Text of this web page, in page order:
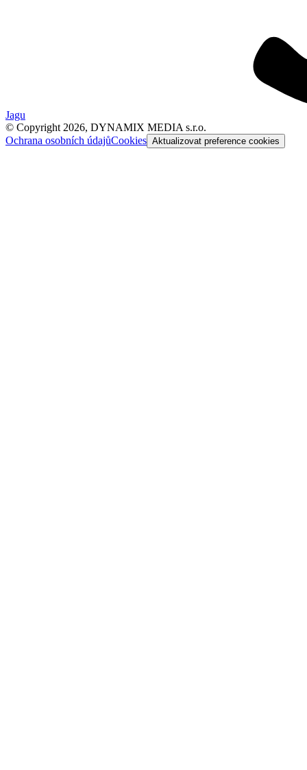
Jagu
© Copyright 2026, DYNAMIX MEDIA s.r.o.
Ochrana osobních údajůCookies Aktualizovat preference cookies